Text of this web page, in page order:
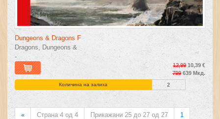
Dungeons & Dragons F
Dragons, Dungeons &
-
12,99 10,39 €
799 639 Мкд.
Количина на залиха 2
« Страна 4 од 4 Прикажани 25 до 27 од 27 1